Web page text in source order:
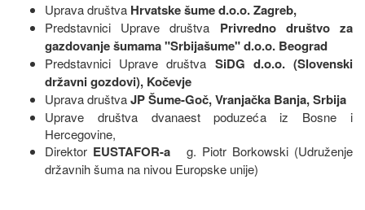
Uprava društva Hrvatske šume d.o.o. Zagreb,
Predstavnici Uprave društva Privredno društvo za
gazdovanje šumama "Srbijašume" d.o.o. Beograd
Predstavnici Uprave društva SiDG d.o.o. (Slovenski
državni gozdovi), Kočevje
Uprava društvaJP Šume-Goč, Vranjačka Banja, Srbija
Uprave društva dvanaest poduzeća iz Bosne i
Hercegovine,
Direktor EUSTAFOR-ag. Piotr Borkowski (Udruženje
državnih šuma na nivou Europske unije)